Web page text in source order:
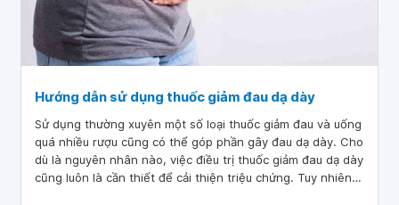
Hướng dẫn sử dụng thuốc giảm đau dạ dày
Sử dụng thường xuyên một số loại thuốc giảm đau và uống
quá nhiều rượu cũng có thể góp phần gây đau dạ dày. Cho
dù là nguyên nhân nào, việc điều trị thuốc giảm đau dạ dày
cũng luôn là cần thiết để cải thiện triệu chứng. Tuy nhiên,